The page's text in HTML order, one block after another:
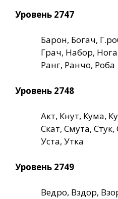
Уровень 2747
Барон, Богач,
Грач, Набор,
Ранг, Ранчо, Роба
Уровень 2748
Акт, Кнут, Кума,
Скат, Смута,
Уста, Утка
Уровень 2749
Ведро, Вздор,